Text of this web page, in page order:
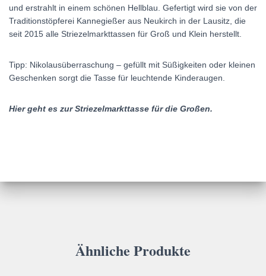
und erstrahlt in einem schönen Hellblau. Gefertigt wird sie von der
Traditionstöpferei Kannegießer aus Neukirch in der Lausitz, die
seit 2015 alle Striezelmarkttassen für Groß und Klein herstellt.
Tipp: Nikolausüberraschung – gefüllt mit Süßigkeiten oder kleinen
Geschenken sorgt die Tasse für leuchtende Kinderaugen.
Hier geht es zur Striezelmarkttasse für die Großen.
Ähnliche Produkte